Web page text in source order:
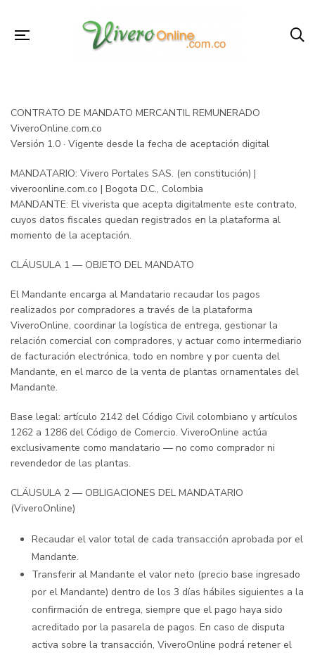
CONTRATO DE MANDATO MERCANTIL REMUNERADO
ViveroOnline.com.co
Versión 1.0 · Vigente desde la fecha de aceptación digital
MANDATARIO: Vivero Portales SAS. (en constitución) |
viveroonline.com.co | Bogota D.C., Colombia
MANDANTE: El viverista que acepta digitalmente este contrato,
cuyos datos fiscales quedan registrados en la plataforma al
momento de la aceptación.
CLÁUSULA 1 — OBJETO DEL MANDATO
El Mandante encarga al Mandatario recaudar los pagos
realizados por compradores a través de la plataforma
ViveroOnline, coordinar la logística de entrega, gestionar la
relación comercial con compradores, y actuar como intermediario
de facturación electrónica, todo en nombre y por cuenta del
Mandante, en el marco de la venta de plantas ornamentales del
Mandante.
Base legal: artículo 2142 del Código Civil colombiano y artículos
1262 a 1286 del Código de Comercio. ViveroOnline actúa
exclusivamente como mandatario — no como comprador ni
revendedor de las plantas.
CLÁUSULA 2 — OBLIGACIONES DEL MANDATARIO
(ViveroOnline)
Recaudar el valor total de cada transacción aprobada por el
Mandante.
Transferir al Mandante el valor neto (precio base ingresado
por el Mandante) dentro de los 3 días hábiles siguientes a la
confirmación de entrega, siempre que el pago haya sido
acreditado por la pasarela de pagos. En caso de disputa
activa sobre la transacción, ViveroOnline podrá retener el